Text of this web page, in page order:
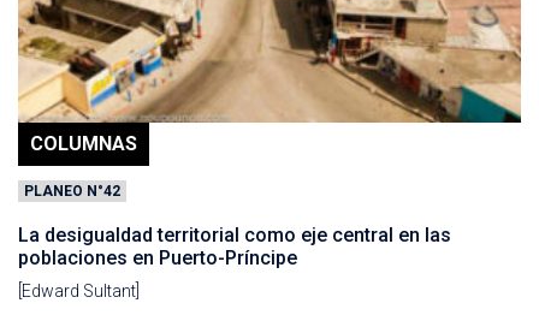
COLUMNAS
PLANEO N°42
La desigualdad territorial como eje central en las
poblaciones en Puerto-Príncipe
[Edward Sultant]